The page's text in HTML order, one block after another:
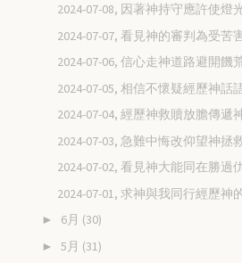
2024-07-08, 因著神持守應許使燈
2024-07-07, 看見神的審判為受苦
2024-07-06, 信心走神道路避開饑
2024-07-05, 相信不懷疑經歷神話
2024-07-04, 經歷神救贖放膽傳遞
2024-07-03, 急難中悔改仰望神拯
2024-07-02, 看見神大能同在勝過
2024-07-01, 求神與我同行經歷神
► 6月 (30)
► 5月 (31)